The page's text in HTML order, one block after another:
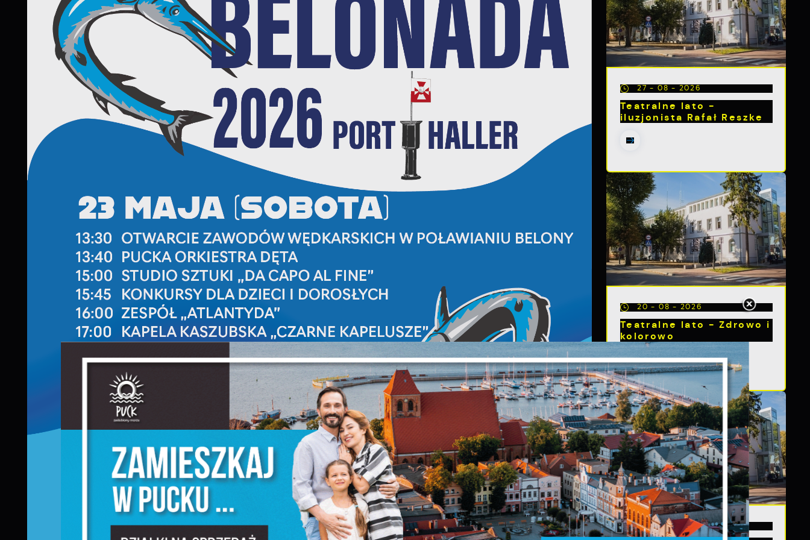
27 - 08 - 2026
Teatralne lato -
iluzjonista Rafał Reszke
20 - 08 - 2026
Teatralne lato - Zdrowo i
kolorowo
13 - 08 - 2026
Ustawienia
Szanujemy Twoją prywatność. Możesz zmienić ustawienia cookies
lub zaakceptować je wszystkie. W dowolnym momencie możesz
dokonać zmiany swoich ustawień.
Niezbędne
Niezbędne pliki cookies służą do prawidłowego funkcjonowania
strony internetowej i umożliwiają Ci komfortowe korzystanie z
oferowanych przez nas usług.
Pliki cookies odpowiadają na podejmowane przez Ciebie działania
w celu m.in. dostosowania Twoich ustawień preferencji
prywatności, logowania czy wypełniania formularzy. Dzięki plikom
cookies strona, z której korzystasz, może działać bez zakłóceń.
Funkcjonalne i personalizacyjne